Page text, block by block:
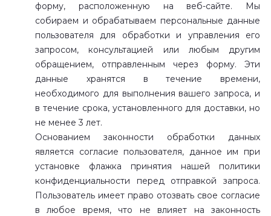
форму, расположенную на веб-сайте. Мы
собираем и обрабатываем персональные данные
пользователя для обработки и управления его
запросом, консультацией или любым другим
обращением, отправленным через форму. Эти
данные хранятся в течение времени,
необходимого для выполнения вашего запроса, и
в течение срока, установленного для доставки, но
не менее 3 лет.
Основанием законности обработки данных
является согласие пользователя, данное им при
установке флажка принятия нашей политики
конфиденциальности перед отправкой запроса.
Пользователь имеет право отозвать свое согласие
в любое время, что не влияет на законность